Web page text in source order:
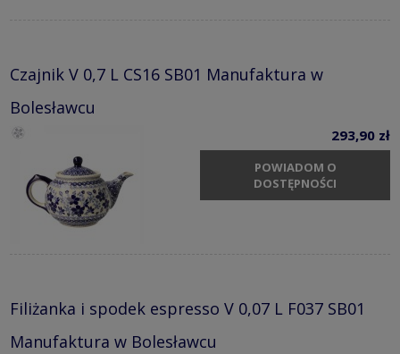
Czajnik V 0,7 L CS16 SB01 Manufaktura w
Bolesławcu
293,90 zł
POWIADOM O
DOSTĘPNOŚCI
Filiżanka i spodek espresso V 0,07 L F037 SB01
Manufaktura w Bolesławcu